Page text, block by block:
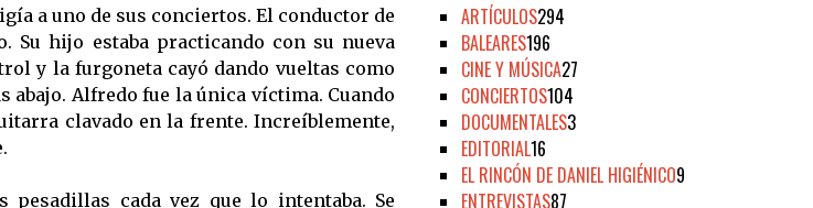
a uno de sus conciertos. El conductor de
hijo estaba practicando con su nueva
y la furgoneta cayó dando vueltas como
Alfredo fue la única víctima. Cuando
clavado en la frente. Increíblemente,
cada vez que lo intentaba. Se
ARTÍCULOS294
BALEARES196
CINE Y MÚSICA27
CONCIERTOS104
DOCUMENTALES3
EDITORIAL16
EL RINCÓN DE DANIEL HIGIÉNICO9
ENTREVISTAS87